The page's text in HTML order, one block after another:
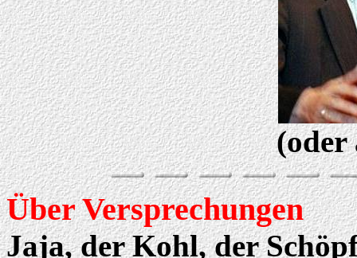
(oder
Über Versprechungen
Jaja, der Kohl, der